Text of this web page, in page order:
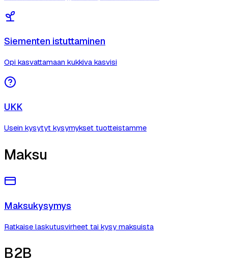
Siementen istuttaminen
Opi kasvattamaan kukkiva kasvisi
UKK
Usein kysytyt kysymykset tuotteistamme
Maksu
Maksukysymys
Ratkaise laskutusvirheet tai kysy maksuista
B2B